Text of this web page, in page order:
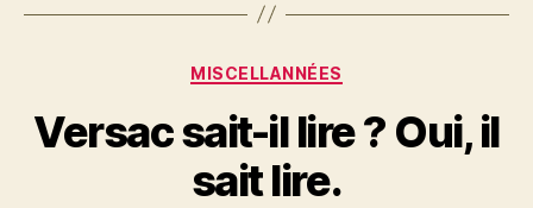
Catégories
MISCELLANNÉES
Versac sait-il lire ? Oui, il
sait lire.